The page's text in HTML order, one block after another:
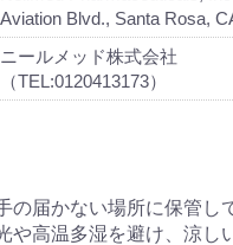
Aviation Blvd., Santa Rosa,
ニールメッド株式会社
（TEL:0120413173）
の届かない場所に保管し
や高温多湿を避け、涼し